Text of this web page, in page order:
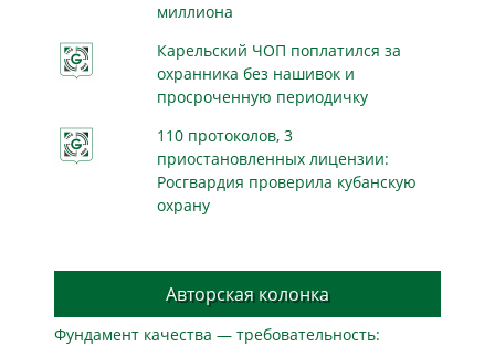
миллиона
Карельский ЧОП поплатился за
охранника без нашивок и
просроченную периодичку
110 протоколов, 3
приостановленных лицензии:
Росгвардия проверила кубанскую
охрану
Авторская колонка
Фундамент качества — требовательность: